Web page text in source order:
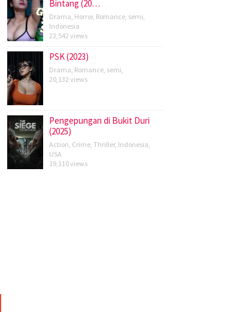
Bintang (20…
Drama, Horror, Romance, semi,
Indonesia
23,542 views
PSK (2023)
Drama, Romance, semi,
20,132 views
Pengepungan di Bukit Duri
(2025)
Action, Crime, Thriller, Indonesia,
USA
19,110 views